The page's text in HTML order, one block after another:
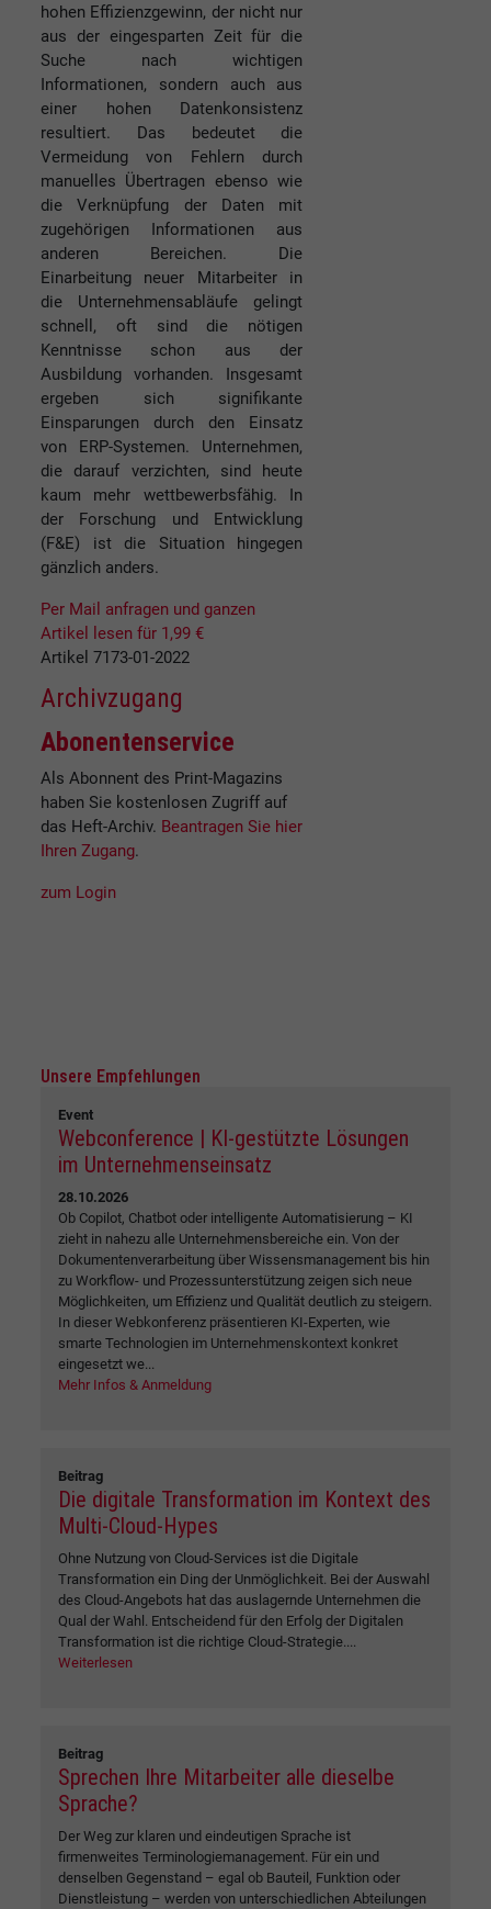
hohen Effizienzgewinn, der nicht nur
aus der eingesparten Zeit für die
Suche nach wichtigen
Informationen, sondern auch aus
einer hohen Datenkonsistenz
resultiert. Das bedeutet die
Vermeidung von Fehlern durch
manuelles Übertragen ebenso wie
die Verknüpfung der Daten mit
zugehörigen Informationen aus
anderen Bereichen. Die
Einarbeitung neuer Mitarbeiter in
die Unternehmensabläufe gelingt
schnell, oft sind die nötigen
Kenntnisse schon aus der
Ausbildung vorhanden. Insgesamt
ergeben sich signifikante
Einsparungen durch den Einsatz
von ERP-Systemen. Unternehmen,
die darauf verzichten, sind heute
kaum mehr wettbewerbsfähig. In
der Forschung und Entwicklung
(F&E) ist die Situation hingegen
gänzlich anders.
Per Mail anfragen und ganzen
Artikel lesen für 1,99 €
Artikel 7173-01-2022
Archivzugang
Abonentenservice
Als Abonnent des Print-Magazins
haben Sie kostenlosen Zugriff auf
das Heft-Archiv. Beantragen Sie hier
Ihren Zugang.
zum Login
Unsere Empfehlungen
Event
Webconference | KI-gestützte Lösungen
im Unternehmenseinsatz
28.10.2026
Ob Copilot, Chatbot oder intelligente Automatisierung – KI
zieht in nahezu alle Unternehmensbereiche ein. Von der
Dokumentenverarbeitung über Wissensmanagement bis hin
zu Workflow- und Prozessunterstützung zeigen sich neue
Möglichkeiten, um Effizienz und Qualität deutlich zu steigern.
In dieser Webkonferenz präsentieren KI-Experten, wie
smarte Technologien im Unternehmenskontext konkret
eingesetzt we...
Mehr Infos & Anmeldung
Beitrag
Die digitale Transformation im Kontext des
Multi-Cloud-Hypes
Ohne Nutzung von Cloud-Services ist die Digitale
Transformation ein Ding der Unmöglichkeit. Bei der Auswahl
des Cloud-Angebots hat das auslagernde Unternehmen die
Qual der Wahl. Entscheidend für den Erfolg der Digitalen
Transformation ist die richtige Cloud-Strategie....
Weiterlesen
Beitrag
Sprechen Ihre Mitarbeiter alle dieselbe
Sprache?
Der Weg zur klaren und eindeutigen Sprache ist
firmenweites Terminologiemanagement. Für ein und
denselben Gegenstand – egal ob Bauteil, Funktion oder
Dienstleistung – werden von unterschiedlichen Abteilungen